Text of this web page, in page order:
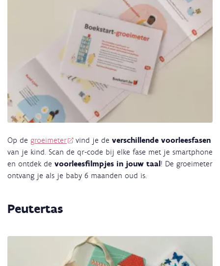
Op de groeimeter vind je deverschillende voorleesfasen
van je kind. Scan de qr-code bij elke fase met je smartphone
en ontdek de voorleesfilmpjes in jouw taal! De groeimeter
ontvang je als je baby 6 maanden oud is.
Peutertas